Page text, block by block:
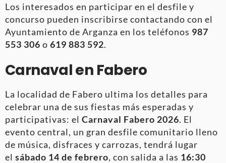
Los interesados en participar en el desfile y
concurso pueden inscribirse contactando con el
Ayuntamiento de Arganza en los teléfonos 987
553 306 o 619 883 592.
Carnaval en Fabero
La localidad de Fabero ultima los detalles para
celebrar una de sus fiestas más esperadas y
participativas: el Carnaval Fabero 2026. El
evento central, un gran desfile comunitario lleno
de música, disfraces y carrozas, tendrá lugar
el sábado 14 de febrero, con salida a las 16:30